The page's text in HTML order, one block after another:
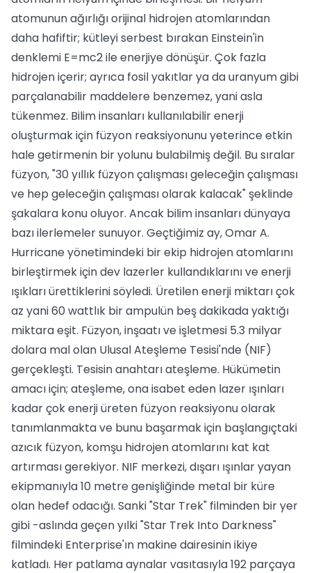
atomunun ağırlığı orijinal hidrojen atomlarından
daha hafiftir; kütleyi serbest bırakan Einstein'in
denklemi E=mc2 ile enerjiye dönüşür. Çok fazla
hidrojen içerir; ayrıca fosil yakıtlar ya da uranyum gibi
parçalanabilir maddelere benzemez, yani asla
tükenmez. Bilim insanları kullanılabilir enerji
oluşturmak için füzyon reaksiyonunu yeterince etkin
hale getirmenin bir yolunu bulabilmiş değil. Bu sıralar
füzyon, "30 yıllık füzyon çalışması geleceğin çalışması
ve hep geleceğin çalışması olarak kalacak" şeklinde
şakalara konu oluyor. Ancak bilim insanları dünyaya
bazı ilerlemeler sunuyor. Geçtiğimiz ay, Omar A.
Hurricane yönetimindeki bir ekip hidrojen atomlarını
birleştirmek için dev lazerler kullandıklarını ve enerji
ışıkları ürettiklerini söyledi. Üretilen enerji miktarı çok
az yani 60 wattlık bir ampulün beş dakikada yaktığı
miktara eşit. Füzyon, inşaatı ve işletmesi 5.3 milyar
dolara mal olan Ulusal Ateşleme Tesisi'nde (NIF)
gerçekleşti. Tesisin anahtarı ateşleme. Hükümetin
amacı için; ateşleme, ona isabet eden lazer ışınları
kadar çok enerji üreten füzyon reaksiyonu olarak
tanımlanmakta ve bunu başarmak için başlangıçtaki
azıcık füzyon, komşu hidrojen atomlarını kat kat
artırması gerekiyor. NIF merkezi, dışarı ışınlar yayan
ekipmanıyla 10 metre genişliğinde metal bir küre
olan hedef odacığı. Sanki "Star Trek" filminden bir yer
gibi -aslında geçen yılki "Star Trek Into Darkness"
filmindeki Enterprise'ın makine dairesinin ikiye
katladı. Her patlama aynalar vasıtasıyla 192 parçaya